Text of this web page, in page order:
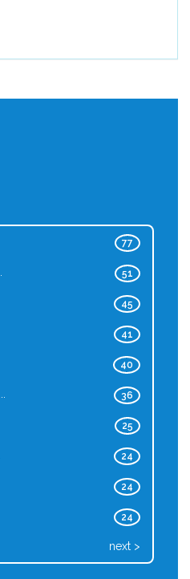
77
51
45
41
40
36
25
24
24
24
next >